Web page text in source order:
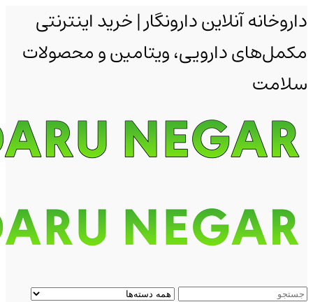
داروخانه آنلاین دارونگار | خرید اینترنتی
مکمل‌های دارویی، ویتامین و محصولات
سلامت